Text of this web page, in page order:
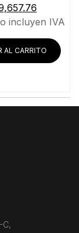
incluyen IVA
AL CARRITO
C,